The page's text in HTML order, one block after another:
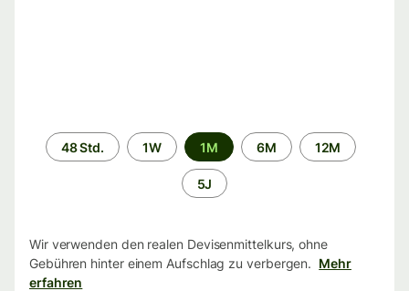
Zeitraum
48 Std. 1W 1M 6M 12M
5J
Wir verwenden den realen Devisenmittelkurs, ohne
Gebühren hinter einem Aufschlag zu verbergen. Mehr
erfahren